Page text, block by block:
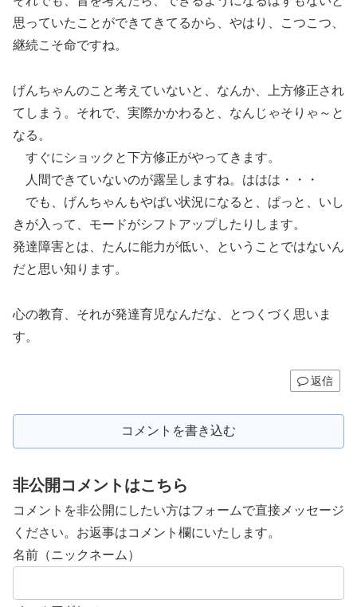
思っていたことができてきてるから、やはり、こつこつ、
継続こそ命ですね。
げんちゃんのこと考えていないと、なんか、上方修正され
てしまう。それで、実際かかわると、なんじゃそりゃ～と
なる。
すぐにショックと下方修正がやってきます。
人間できていないのが露呈しますね。ははは・・・
でも、げんちゃんもやばい状況になると、ぱっと、いし
きが入って、モードがシフトアップしたりします。
発達障害とは、たんに能力が低い、ということではないん
だと思い知ります。
心の教育、それが発達育児なんだな、とつくづく思いま
す。
返信
コメントを書き込む
非公開コメントはこちら
コメントを非公開にしたい方はフォームで直接メッセージ
ください。お返事はコメント欄にいたします。
名前（ニックネーム）